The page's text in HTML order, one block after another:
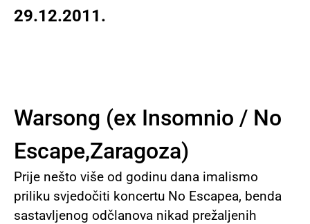
29.12.2011.
Warsong (ex Insomnio / No
Escape,Zaragoza)
Prije nešto više od godinu dana imalismo
priliku svjedočiti koncertu No Escapea, benda
sastavljenog odčlanova nikad prežaljenih